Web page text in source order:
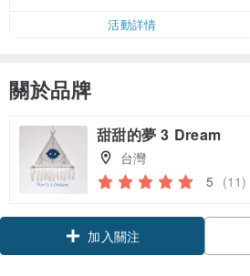
活動詳情
關於品牌
甜甜的夢 3 Dream
台灣
5 (11)
加入關注